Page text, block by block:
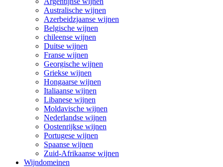
Australische wijnen
Azerbeidzjaanse wijnen
Belgische wijnen
chileense wijnen
Duitse wijnen
Franse wijnen
Georgische wijnen
Griekse wijnen
Hongaarse wijnen
Italiaanse wijnen
Libanese wijnen
Moldavische wijnen
Nederlandse wijnen
Oostenrijkse wijnen
Portugese wijnen
Spaanse wijnen
Zuid-Afrikaanse wijnen
Wijndomeinen